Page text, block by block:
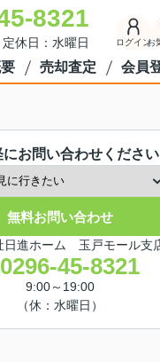
8321
休日：水曜日 ログインお
売却査定 会員
にお問い合わせください
無料お問い合わせ
日進ホーム 玉戸モール支
0296-45-8321
9:00～19:00
（休：水曜日）